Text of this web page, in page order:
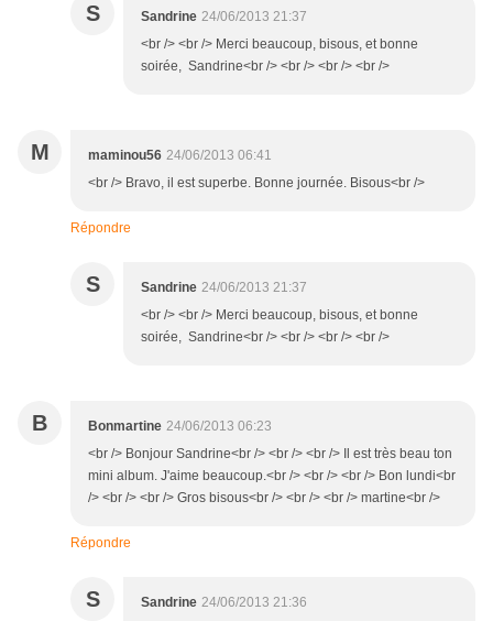
S Sandrine 24/06/2013 21:37
<br /> <br /> Merci beaucoup, bisous, et bonne
soirée, Sandrine<br /> <br /> <br /> <br />
M maminou56 24/06/2013 06:41
<br /> Bravo, il est superbe. Bonne journée. Bisous<br />
Répondre
S Sandrine 24/06/2013 21:37
<br /> <br /> Merci beaucoup, bisous, et bonne
soirée, Sandrine<br /> <br /> <br /> <br />
B Bonmartine 24/06/2013 06:23
<br /> Bonjour Sandrine<br /> <br /> <br /> Il est très beau ton
mini album. J'aime beaucoup.<br /> <br /> <br /> Bon lundi<br
/> <br /> <br /> Gros bisous<br /> <br /> <br /> martine<br />
Répondre
S Sandrine 24/06/2013 21:36